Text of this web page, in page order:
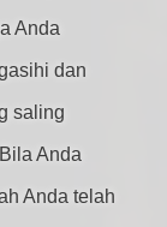
Anda
dan
saling
Anda
Anda telah